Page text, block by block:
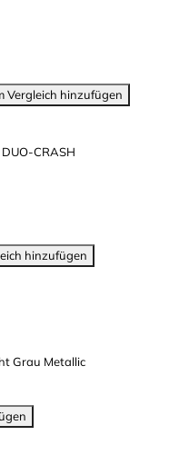
Vergleich hinzufügen
CRASH
hinzufügen
Grau Metallic